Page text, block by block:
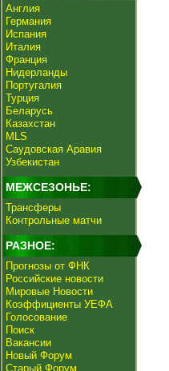
Англия
Германия
Испания
Италия
Франция
Нидерланды
Португалия
Турция
Беларусь
Казахстан
MLS
Саудовская Аравия
Узбекистан
МЕЖСЕЗОНЬЕ:
Трансферы
Контрольные матчи
РАЗНОЕ:
Прогнозы от ФНК
Российские новости
Мировые Новости
Коэффициенты УЕФА
Голосование
Поиск
Вакансии
Новый Форум
Старый Форум